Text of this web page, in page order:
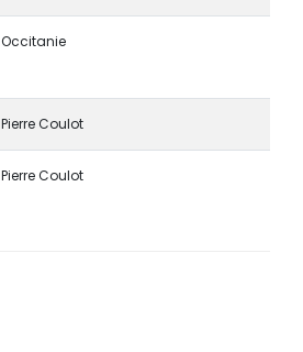
Occitanie
Pierre Coulot
Pierre Coulot